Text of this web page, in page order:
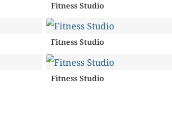
Fitness Studio
Fitness Studio
Fitness Studio